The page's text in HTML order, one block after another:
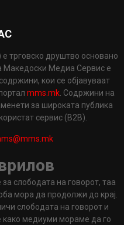
трговско друштво основано
Македоски Медиа Сервис е
кои се објавуваат
mms.mk . Содржини на
за широката публика
сервис (B2B).
слободата на говорот, таа
мора да продолжи до крај.
слободата на говорот и
медиуми мораме да го